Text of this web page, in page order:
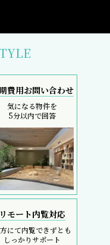
費用お問い合わせ
気になる物件を
5分以内で回答
リモート内覧対応
にて内覧できずとも
しっかりサポート